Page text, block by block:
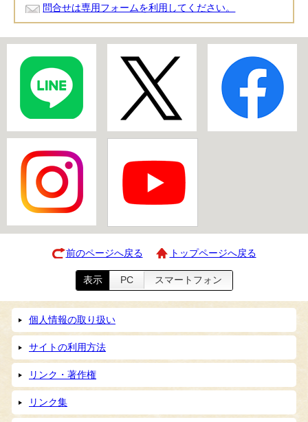
問合せは専用フォームを利用してください。
前のページへ戻る トップページへ戻る
表示 PC スマートフォン
個人情報の取り扱い
サイトの利用方法
リンク・著作権
リンク集